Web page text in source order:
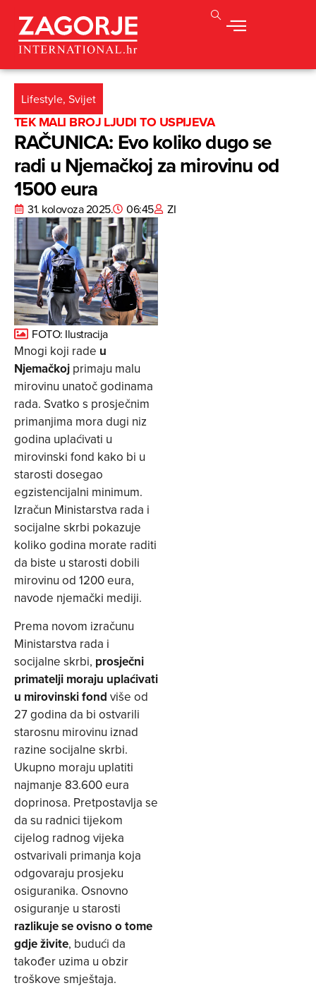
Lifestyle, Svijet
TEK MALI BROJ LJUDI TO USPIJEVA
RAČUNICA: Evo koliko dugo se
radi u Njemačkoj za mirovinu od
1500 eura
31. kolovoza 2025. 06:45 ZI
FOTO: Ilustracija
Mnogi koji rade u
Njemačkoj primaju malu
mirovinu unatoč godinama
rada. Svatko s prosječnim
primanjima mora dugi niz
godina uplaćivati u
mirovinski fond kako bi u
starosti dosegao
egzistencijalni minimum.
Izračun Ministarstva rada i
socijalne skrbi pokazuje
koliko godina morate raditi
da biste u starosti dobili
mirovinu od 1200 eura,
navode njemački mediji.
Prema novom izračunu
Ministarstva rada i
socijalne skrbi, prosječni
primatelji moraju uplaćivati
u mirovinski fond više od
27 godina da bi ostvarili
starosnu mirovinu iznad
razine socijalne skrbi.
Ukupno moraju uplatiti
najmanje 83.600 eura
doprinosa. Pretpostavlja se
da su radnici tijekom
cijelog radnog vijeka
ostvarivali primanja koja
odgovaraju prosjeku
osiguranika. Osnovno
osiguranje u starosti
razlikuje se ovisno o tome
gdje živite, budući da
također uzima u obzir
troškove smještaja.